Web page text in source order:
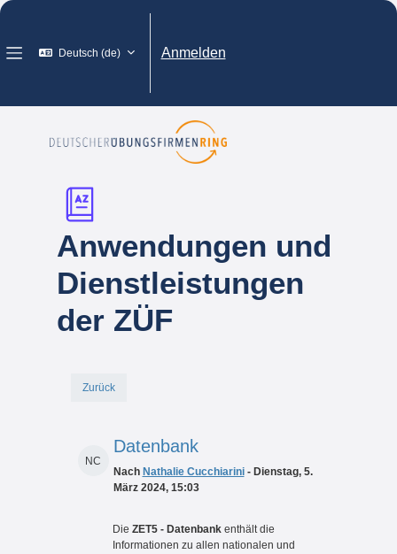
Zum Hauptinhalt
Deutsch ‎(de)‎ Anmelden
Anwendungen und
Dienstleistungen
der ZÜF
Zurück
NC
Datenbank
Nach Nathalie Cucchiarini- Dienstag, 5.
März 2024, 15:03
Die ZET5 - Datenbank enthält die
Informationen zu allen nationalen und